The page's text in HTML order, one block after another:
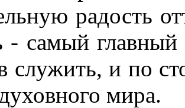
радость
- самый
служить, и по
мира.